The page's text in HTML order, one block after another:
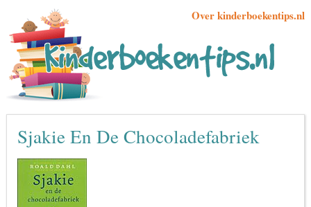
Over kinderboekentips.nl
Sjakie En De Chocoladefabriek